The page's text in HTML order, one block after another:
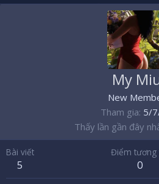
My
New
Tham gia 5/
Thấy lần gần đây
Bài viết
5
Điểm tương
0